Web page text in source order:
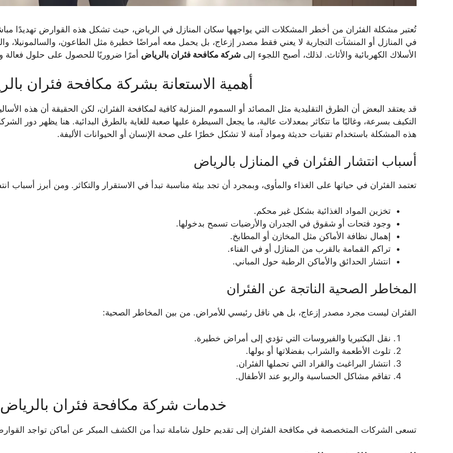
تُعتبر مشكلة الفئران من أخطر المشكلات التي يواجهها سكان المنازل في الرياض، حيث تشكل هذه القوارض تهديدًا
في المنازل أو المنشآت التجارية لا يعني فقط مصدر إزعاج، بل يحمل معه أمراضًا خطيرة مثل الطاعون، والسالمونيلا،
الأسلاك الكهربائية والأثاث. لذلك، أصبح اللجوء إلى شركة مكافحة فئران بالرياض أمرًا ضروريًا للحصول على حلول فعالة
أهمية الاستعانة بشركة مكافحة فئران
قد يعتقد البعض أن الطرق التقليدية مثل المصائد أو السموم المنزلية كافية لمكافحة الفئران، لكن الحقيقة أن هذه
التكيف بسرعة، وغالبًا ما تتكاثر بمعدلات عالية، ما يجعل السيطرة عليها صعبة للغاية بالطرق البدائية. هنا يظهر دور
هذه المشكلة باستخدام تقنيات حديثة ومواد آمنة لا تشكل خطرًا على صحة الإنسان أو الحيوانات الأليفة.
أسباب انتشار الفئران في المنازل بالرياض
تعتمد الفئران في حياتها على الغذاء والمأوى، وبمجرد أن تجد بيئة مناسبة تبدأ في الاستقرار والتكاثر. ومن أبرز أسباب
تخزين المواد الغذائية بشكل غير محكم.
وجود فتحات أو شقوق في الجدران والأرضيات تسمح بدخولها.
إهمال نظافة الأماكن مثل المخازن أو المطابخ.
تراكم القمامة بالقرب من المنازل أو في الفناء.
انتشار الحدائق والأماكن الرطبة حول المباني.
المخاطر الصحية الناتجة عن الفئران
الفئران ليست مجرد مصدر إزعاج، بل هي ناقل رئيسي للأمراض. من بين المخاطر الصحية:
نقل البكتيريا والفيروسات التي تؤدي إلى أمراض خطيرة.
تلوث الأطعمة والشراب بفضلاتها أو بولها.
انتشار البراغيث والقراد التي تحملها الفئران.
تفاقم مشاكل الحساسية والربو عند الأطفال.
خدمات شركة مكافحة فئران بالرياض
تسعى الشركات المتخصصة في مكافحة الفئران إلى تقديم حلول شاملة تبدأ من الكشف المبكر عن أماكن تواجد